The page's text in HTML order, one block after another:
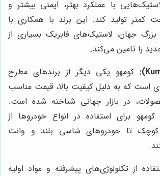
با عملکرد بهتر، ایمنی بیشتر و
تولید کند. این برند با همکاری با
بزرگ جهان، لاستیک‌های فابریک بسیاری از
را تامین می‌کند.
کومهو یکی دیگر از برندهای مطرح
است که به دلیل کیفیت بالا، قیمت مناسب
در بازار جهانی شناخته شده است.
برای استفاده در انواع خودروها از
تا خودروهای شاسی بلند و وانت
از تکنولوژی‌های پیشرفته و مواد اولیه